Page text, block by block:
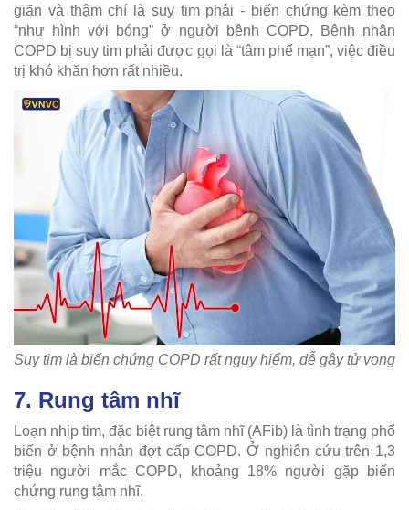
giãn và thậm chí là suy tim phải - biến chứng kèm theo
“như hình với bóng” ở người bệnh COPD. Bệnh nhân
COPD bị suy tim phải được gọi là “tâm phế mạn”, việc điều
trị khó khăn hơn rất nhiều.
Suy tim là biến chứng COPD rất nguy hiểm, dễ gây tử vong
7. Rung tâm nhĩ
Loạn nhịp tim, đặc biệt rung tâm nhĩ (AFib) là tình trạng phổ
biến ở bệnh nhân đợt cấp COPD. Ở nghiên cứu trên 1,3
triệu người mắc COPD, khoảng 18% người gặp biến
chứng rung tâm nhĩ.